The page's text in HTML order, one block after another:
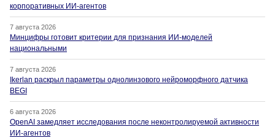
корпоративных ИИ-агентов
7 августа 2026
Минцифры готовит критерии для признания ИИ-моделей
национальными
7 августа 2026
Ikerlan раскрыл параметры однолинзового нейроморфного датчика
BEGI
6 августа 2026
OpenAI замедляет исследования после неконтролируемой активности
ИИ-агентов